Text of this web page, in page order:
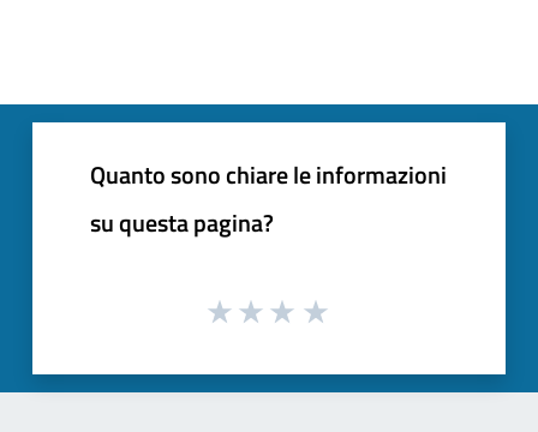
Quanto sono chiare le informazioni
su questa pagina?